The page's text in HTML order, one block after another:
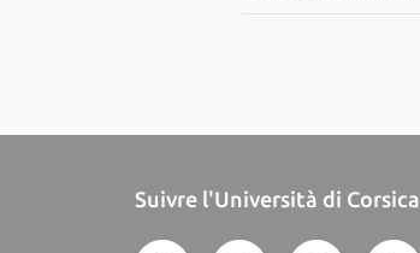
Suivre l'Università di Corsica